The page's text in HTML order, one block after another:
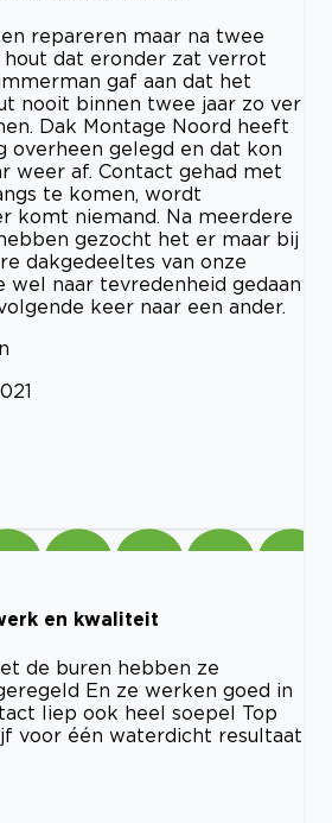
repareren maar na twee
dat eronder zat verrot
gaf aan dat het
nooit binnen twee jaar zo ver
Dak Montage Noord heeft
overheen gelegd en dat kon
weer af. Contact gehad met
te komen, wordt
komt niemand. Na meerdere
gezocht het er maar bij
dakgedeeltes van onze
wel naar tevredenheid gedaan
keer naar een ander.
en kwaliteit
de buren hebben ze
En ze werken goed in
liep ook heel soepel Top
voor één waterdicht resultaat